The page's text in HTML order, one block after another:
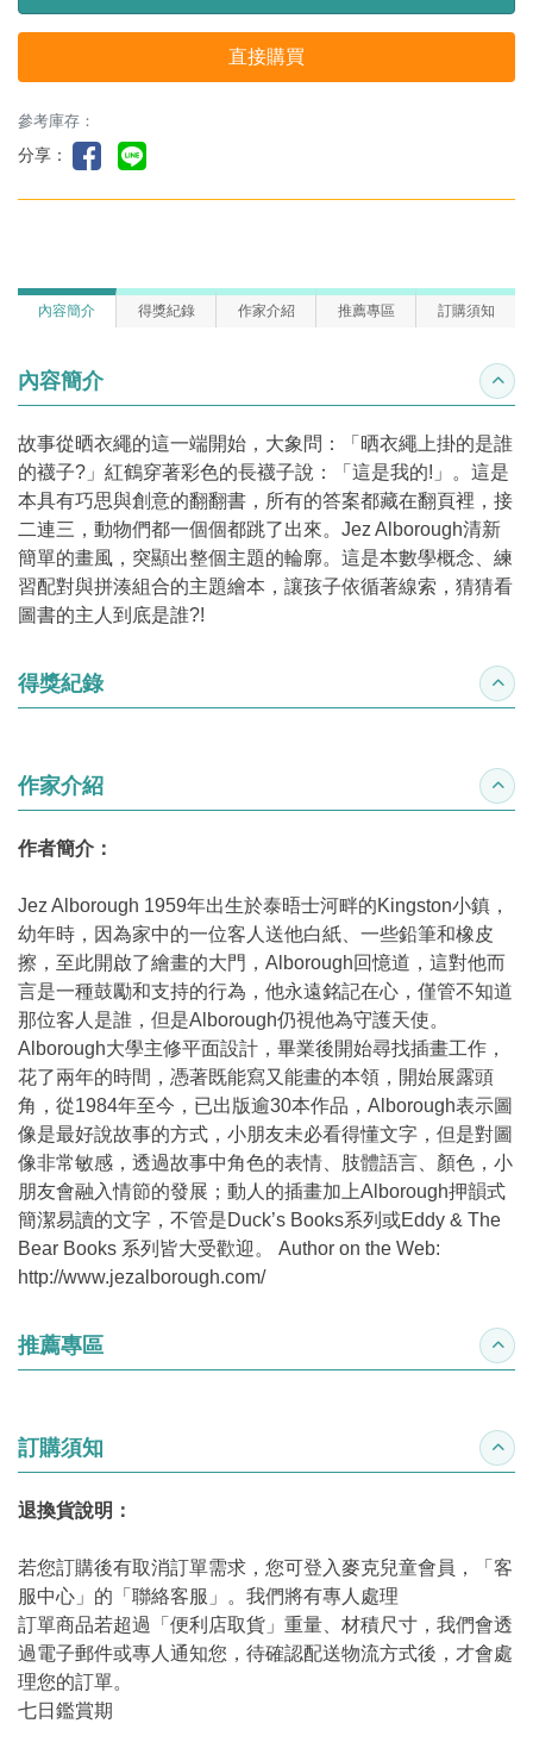
直接購買
參考庫存：
分享：
內容簡介 得獎紀錄 作家介紹 推薦專區 訂購須知
內容簡介 收合
故事從晒衣繩的這一端開始，大象問：「晒衣繩上掛的是誰
的襪子?」紅鶴穿著彩色的長襪子說：「這是我的!」。這是
本具有巧思與創意的翻翻書，所有的答案都藏在翻頁裡，接
二連三，動物們都一個個都跳了出來。Jez Alborough清新
簡單的畫風，突顯出整個主題的輪廓。這是本數學概念、練
習配對與拼湊組合的主題繪本，讓孩子依循著線索，猜猜看
圖書的主人到底是誰?!
得獎紀錄 收合
作家介紹 收合
作者簡介：
Jez Alborough 1959年出生於泰晤士河畔的Kingston小鎮，
幼年時，因為家中的一位客人送他白紙、一些鉛筆和橡皮
擦，至此開啟了繪畫的大門，Alborough回憶道，這對他而
言是一種鼓勵和支持的行為，他永遠銘記在心，僅管不知道
那位客人是誰，但是Alborough仍視他為守護天使。
Alborough大學主修平面設計，畢業後開始尋找插畫工作，
花了兩年的時間，憑著既能寫又能畫的本領，開始展露頭
角，從1984年至今，已出版逾30本作品，Alborough表示圖
像是最好說故事的方式，小朋友未必看得懂文字，但是對圖
像非常敏感，透過故事中角色的表情、肢體語言、顏色，小
朋友會融入情節的發展；動人的插畫加上Alborough押韻式
簡潔易讀的文字，不管是Duck’s Books系列或Eddy & The
Bear Books 系列皆大受歡迎。 Author on the Web:
http://www.jezalborough.com/
推薦專區 收合
訂購須知 收合
退換貨說明：
若您訂購後有取消訂單需求，您可登入麥克兒童會員，「客
服中心」的「聯絡客服」。我們將有專人處理
訂單商品若超過「便利店取貨」重量、材積尺寸，我們會透
過電子郵件或專人通知您，待確認配送物流方式後，才會處
理您的訂單。
七日鑑賞期